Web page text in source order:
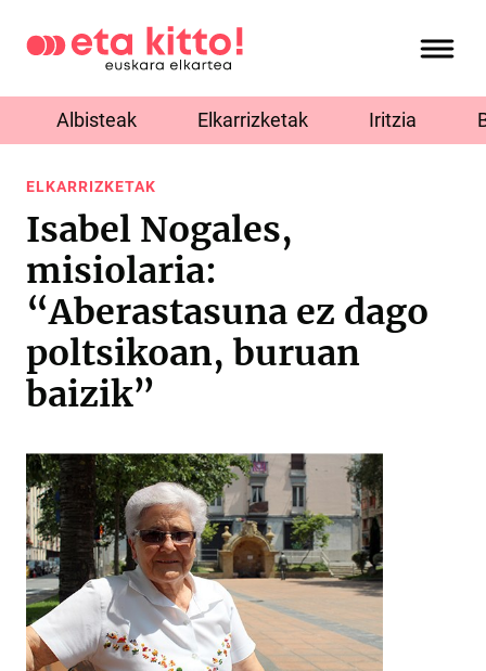
Albisteak Elkarrizketak Iritzia
ELKARRIZKETAK
Isabel Nogales,
misiolaria:
“Aberastasuna ez dago
poltsikoan, buruan
baizik”